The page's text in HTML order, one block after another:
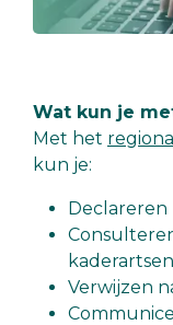
Wat kun je
Met het
kun je:
Declareren
Verwijzen